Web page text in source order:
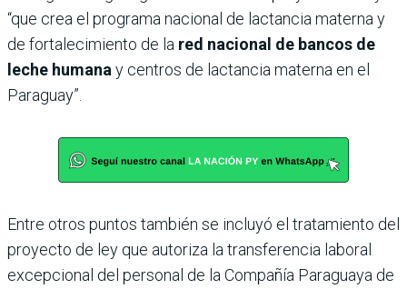
“que crea el programa nacional de lactancia materna y
de fortalecimiento de la red nacional de bancos de
leche humana y centros de lactancia materna en el
Paraguay”.
Entre otros puntos también se incluyó el tratamiento del
proyecto de ley que autoriza la transferencia laboral
excepcional del personal de la Compañía Paraguaya de